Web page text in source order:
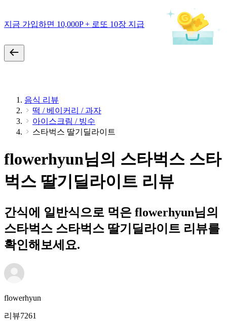
지금 가입하면 10,000P + 로또 10장 지급
음식 리뷰
떡 / 베이커리 / 과자
아이스크림 / 빙수
스타벅스 딸기딜라이트
flowerhyun님의 스타벅스 스타
벅스 딸기딜라이트 리뷰
간식에 일반식으로 먹은 flowerhyun님의
스타벅스 스타벅스 딸기딜라이트 리뷰를
확인해보세요.
flowerhyun
리뷰7261